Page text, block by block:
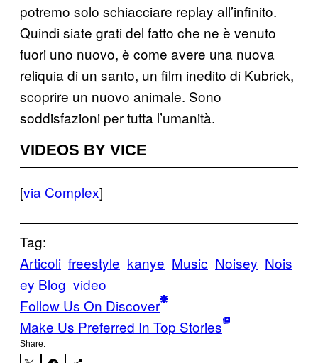
potremo solo schiacciare replay all’infinito.
Quindi siate grati del fatto che ne è venuto
fuori uno nuovo, è come avere una nuova
reliquia di un santo, un film inedito di Kubrick,
scoprire un nuovo animale. Sono
soddisfazioni per tutta l’umanità.
VIDEOS BY VICE
[via Complex]
Tag:
Articoli freestyle kanye Music Noisey Nois
ey Blog video
Follow Us On Discover
Make Us Preferred In Top Stories
Share: